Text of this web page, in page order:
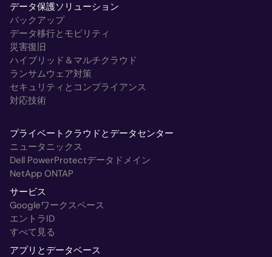
データ保護ソリューション
バックアップ
データ移行とモビリティ
災害復旧
ハイブリッド＆マルチクラウド
ランサムウェア対策
セキュリティとコンプライアンス
対応技術
プライベートクラウドとデータセンター
ニュータニックス
Dell PowerProtectデータドメイン
NetApp ONTAP
サービス
Googleワークスペース
エントラID
すべて見る
アプリとデータベース